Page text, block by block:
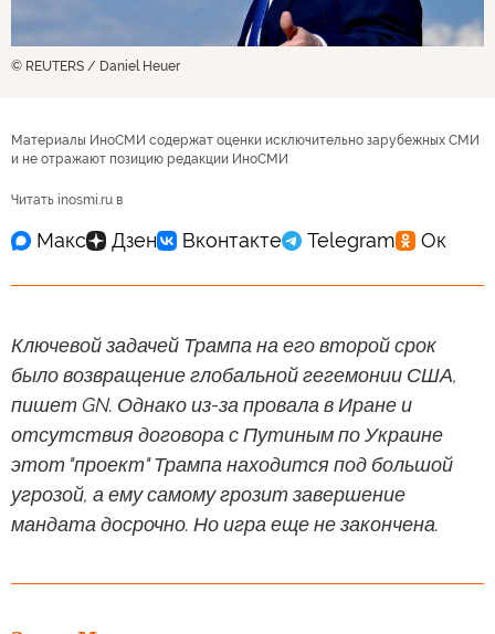
© REUTERS / Daniel Heuer
Материалы ИноСМИ содержат оценки исключительно зарубежных СМИ
и не отражают позицию редакции ИноСМИ
Читать inosmi.ru в
Ключевой задачей Трампа на его второй срок
было возвращение глобальной гегемонии США,
пишет GN. Однако из-за провала в Иране и
отсутствия договора с Путиным по Украине
этот "проект" Трампа находится под большой
угрозой, а ему самому грозит завершение
мандата досрочно. Но игра еще не закончена.